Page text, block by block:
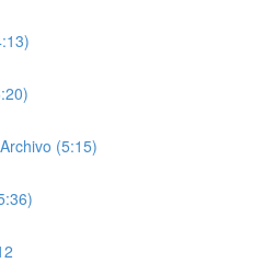
(5:15)